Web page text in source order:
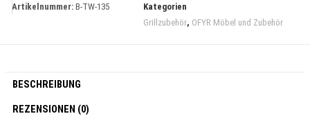
Artikelnummer: B-TW-135
Kategorien
Grillzubehör, OFYR Möbel und Zubehör
BESCHREIBUNG
REZENSIONEN (0)